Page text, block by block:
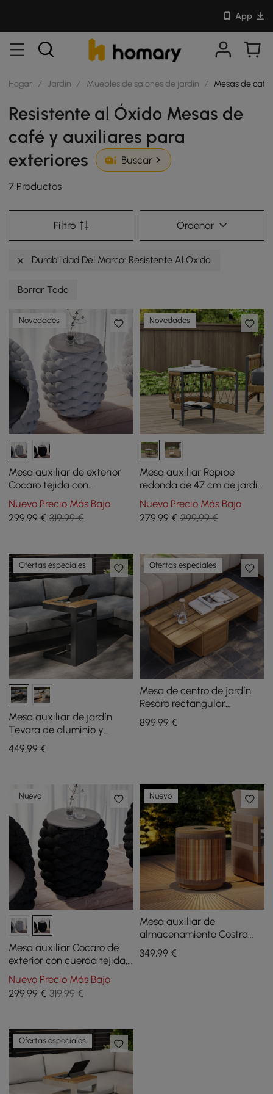
App
Hogar / Jardín / Muebles de salones de jardín / Mesas de
Resistente al Óxido Mesas de
café y auxiliares para
exteriores
Buscar
7 Productos
Filtro Ordenar
Durabilidad Del Marco: Resistente Al Óxido
Borrar Todo
Novedades
Mesa auxiliar de exterior
Cocaro tejida con
almacenaje, cuerda
impermeable y tablero de
pizarra
Nuevo Precio Más Bajo
299,99 € 319,99 €
Novedades
Mesa auxiliar Ropipe
redonda de 47 cm de jardín
con almacenamiento, mesa
auxiliar de cuerda para
patio en gris oscuro
Nuevo Precio Más Bajo
279,99€ 299,99 €
Ofertas especiales
Mesa auxiliar de jardín
Tevara de aluminio y
madera de teca con luz
solar en color gris oscuro
449,99 €
Ofertas especiales
Mesa de centro de jardín
Resaro rectangular
modular de madera de
teca
899,99€
Nuevo
Mesa auxiliar Cocaro de
exterior con cuerda tejida,
almacenamiento y tapa de
pizarra en gris oscuro
Nuevo Precio Más Bajo
299,99 € 319,99 €
Nuevo
Mesa auxiliar de
almacenamiento Costra
para exterior, de cuerda
tejida a mano y aluminio,
349,99€
Ofertas especiales